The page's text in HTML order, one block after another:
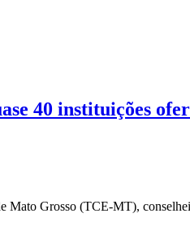
40 instituições
Mato Grosso (TCE-MT),